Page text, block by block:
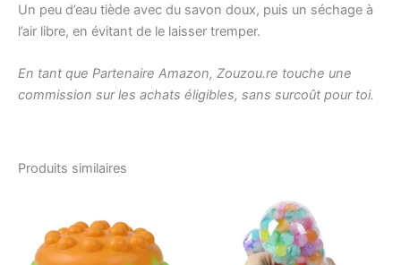
Un peu d’eau tiède avec du savon doux, puis un séchage à
l’air libre, en évitant de le laisser tremper.
En tant que Partenaire Amazon, Zouzou.re touche une
commission sur les achats éligibles, sans surcoût pour toi.
Produits similaires